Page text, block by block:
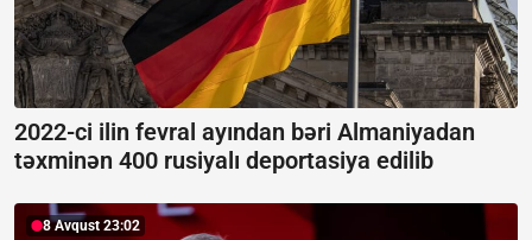
2022-ci ilin fevral ayından bəri Almaniyadan
təxminən 400 rusiyalı deportasiya edilib
8 Avqust 23:02